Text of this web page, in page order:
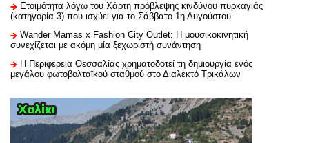
Ετοιμότητα λόγω του Χάρτη πρόβλεψης κινδύνου πυρκαγιάς
(κατηγορία 3) που ισχύει για το Σάββατο 1η Αυγούστου
Wander Mamas x Fashion City Outlet: Η μουσικοκινητική
συνεχίζεται με ακόμη μία ξεχωριστή συνάντηση
H Περιφέρεια Θεσσαλίας χρηματοδοτεί τη δημιουργία ενός
μεγάλου φωτοβολταϊκού σταθμού στο Διαλεκτό Τρικάλων